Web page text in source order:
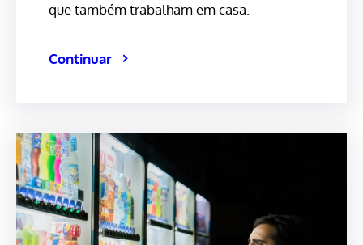
que também trabalham em casa.
Continuar